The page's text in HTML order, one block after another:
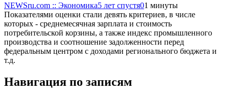
NEWSru.com :: Экономика5 лет спустя01 минуты
Показателями оценки стали девять критериев, в числе
которых - среднемесячная зарплата и стоимость
потребительской корзины, а также индекс промышленного
производства и соотношение задолженности перед
федеральным центром с доходами регионального бюджета и
т.д.
Навигация по записям